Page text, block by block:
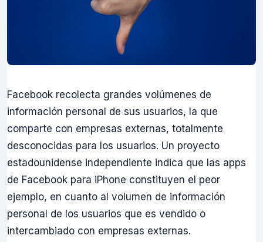
Facebook recolecta grandes volúmenes de
información personal de sus usuarios, la que
comparte con empresas externas, totalmente
desconocidas para los usuarios. Un proyecto
estadounidense independiente indica que las apps
de Facebook para iPhone constituyen el peor
ejemplo, en cuanto al volumen de información
personal de los usuarios que es vendido o
intercambiado con empresas externas.